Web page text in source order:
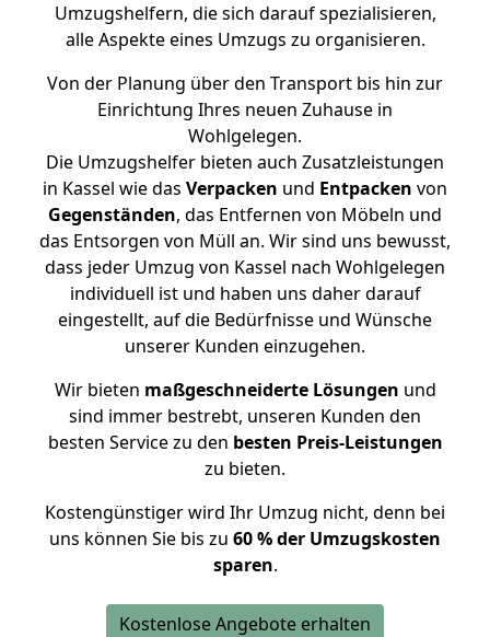
Umzugshelfern, die sich darauf spezialisieren,
alle Aspekte eines Umzugs zu organisieren.
Von der Planung über den Transport bis hin zur
Einrichtung Ihres neuen Zuhause in
Wohlgelegen.
Die Umzugshelfer bieten auch Zusatzleistungen
in Kassel wie das Verpacken und Entpacken von
Gegenständen, das Entfernen von Möbeln und
das Entsorgen von Müll an. Wir sind uns bewusst,
dass jeder Umzug von Kassel nach Wohlgelegen
individuell ist und haben uns daher darauf
eingestellt, auf die Bedürfnisse und Wünsche
unserer Kunden einzugehen.
Wir bieten maßgeschneiderte Lösungen und
sind immer bestrebt, unseren Kunden den
besten Service zu den besten Preis-Leistungen
zu bieten.
Kostengünstiger wird Ihr Umzug nicht, denn bei
uns können Sie bis zu 60 % der Umzugskosten
sparen.
Kostenlose Angebote erhalten